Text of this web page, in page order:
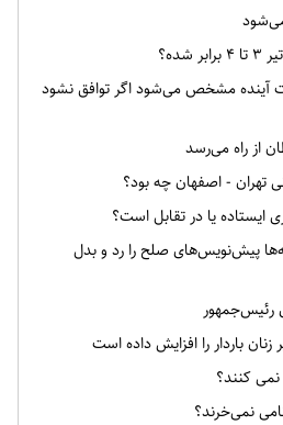
ظرف ۴۸ ساعت آینده مشخص می‌شود اگر توافق نشود
از راه می‌رسد
یا در تقابل است؟
پیش‌نویس‌های صلح را رد و بدل
رئیس‌جمهور
باردار را افزایش داده است
کنند؟
نمی‌خرند؟